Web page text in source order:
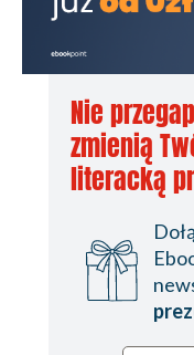
Nie
zmienią
literacką